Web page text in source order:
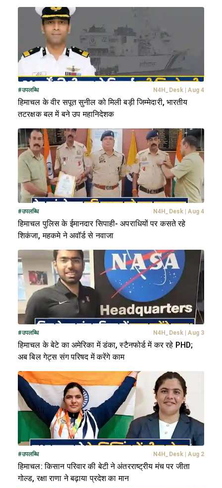
#उपलब्धि N4H_Desk Aug 4
हिमाचल के वीर सपूत सुनील को मिली बड़ी जिम्मेदारी, भारतीय
तटरक्षक बल में बने उप महानिदेशक
#उपलब्धि N4H_Desk Aug 4
हिमाचल पुलिस के ईमानदार सिपाही- अपराधियों पर कसते रहे
शिकंजा, महकमे ने अवॉर्ड से नवाजा
#उपलब्धि N4H_Desk Aug 3
हिमाचल के बेटे का अमेरिका में डंका, स्टैनफोर्ड में कर रहे PHD;
अब बिल गेट्स संग परिषद में करेंगे काम
#उपलब्धि N4H_Desk Aug 2
हिमाचल: किसान परिवार की बेटी ने अंतरराष्ट्रीय मंच पर जीता
गोल्ड, रक्षा राणा ने बढ़ाया प्रदेश का मान